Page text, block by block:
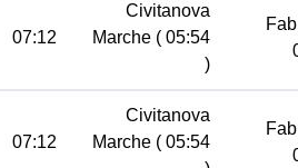
07:12
Civitanova
Marche ( 05:54
)
07:12
Civitanova
Marche ( 05:54